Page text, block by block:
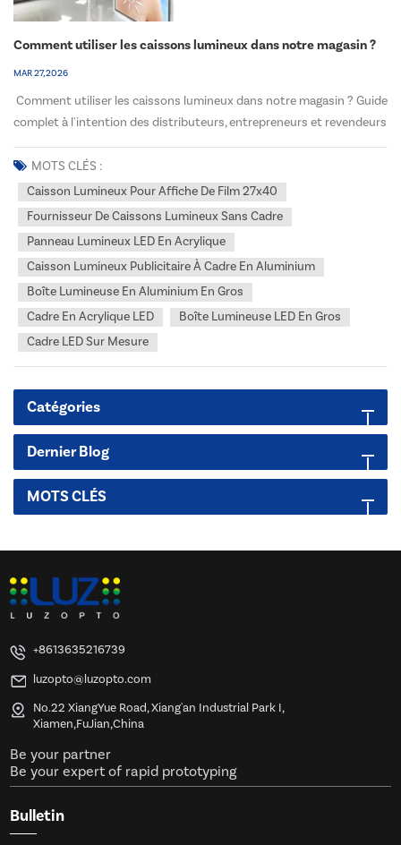
Comment utiliser les caissons lumineux dans notre magasin ?
MAR 27, 2026
Comment utiliser les caissons lumineux dans notre magasin ? Guide
complet à l'intention des distributeurs, entrepreneurs et revendeurs
américains et canadiensLes caissons lumineux LED bien conçus
figurent parmi les outils de merchandising visuel les plus
performants pour les commerces de détail mod...
MOTS CLÉS :
Caisson Lumineux Pour Affiche De Film 27x40
Fournisseur De Caissons Lumineux Sans Cadre
Panneau Lumineux LED En Acrylique
Caisson Lumineux Publicitaire À Cadre En Aluminium
Boîte Lumineuse En Aluminium En Gros
Cadre En Acrylique LED
Boîte Lumineuse LED En Gros
Cadre LED Sur Mesure
Catégories
Dernier Blog
MOTS CLÉS
+8613635216739
luzopto@luzopto.com
No.22 XiangYue Road, Xiang'an Industrial Park I,
Xiamen,FuJian,China
Be your partner
Be your expert of rapid prototyping
Bulletin